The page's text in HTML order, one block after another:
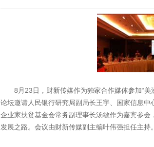
8月23日，财新传媒作为独家合作媒体参加“美
论坛邀请人民银行研究局副局长王宇、国家信息
企业家扶贫基金会常务副理事长汤敏作为嘉宾参
发展之路。会议由财新传媒副主编叶伟强担任主持。